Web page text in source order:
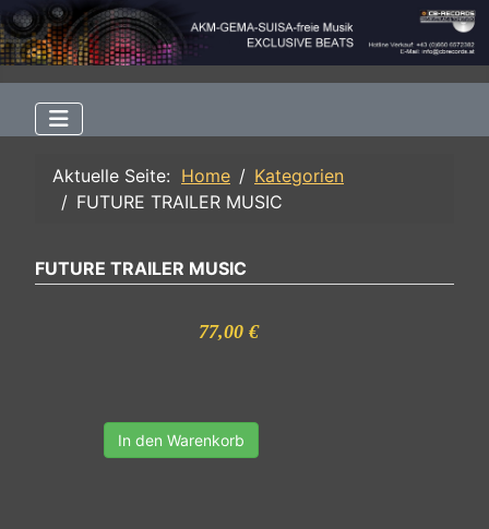
Aktuelle Seite: Home
Kategorien
FUTURE TRAILER MUSIC
FUTURE TRAILER MUSIC
77,00 €
In den Warenkorb